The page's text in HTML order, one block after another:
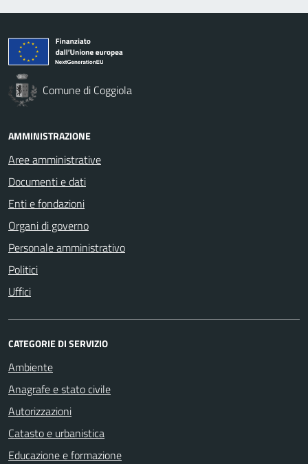
Comune di Coggiola
AMMINISTRAZIONE
Aree amministrative
Documenti e dati
Enti e fondazioni
Organi di governo
Personale amministrativo
Politici
Uffici
CATEGORIE DI SERVIZIO
Ambiente
Anagrafe e stato civile
Autorizzazioni
Catasto e urbanistica
Educazione e formazione